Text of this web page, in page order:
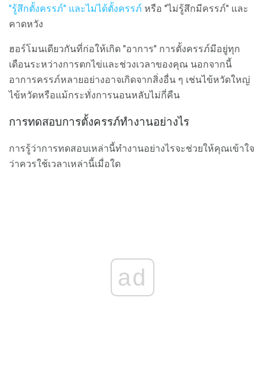
"รู้สึกตั้งครรภ์" และไม่ได้ตั้งครรภ์ หรือ "ไม่รู้สึกมีครรภ์" และ
คาดหวัง
ฮอร์โมนเดียวกันที่ก่อให้เกิด "อาการ" การตั้งครรภ์มีอยู่ทุก
เดือนระหว่างการตกไข่และช่วงเวลาของคุณ นอกจากนี้
อาการครรภ์หลายอย่างอาจเกิดจากสิ่งอื่น ๆ เช่นไข้หวัดใหญ่
ไข้หวัดหรือแม้กระทั่งการนอนหลับไม่กี่คืน
การทดสอบการตั้งครรภ์ทำงานอย่างไร
การรู้ว่าการทดสอบเหล่านี้ทำงานอย่างไรจะช่วยให้คุณเข้าใจ
ว่าควรใช้เวลาเหล่านี้เมื่อใด
ad